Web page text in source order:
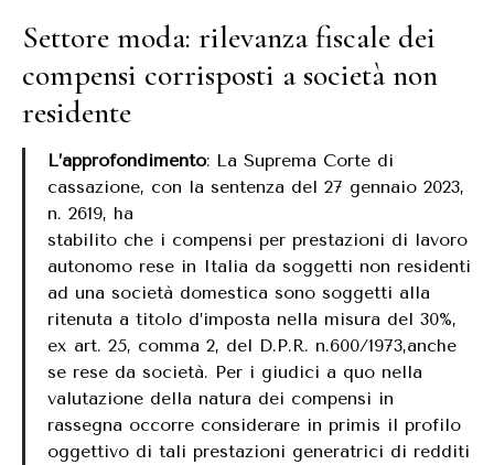
Settore moda: rilevanza fiscale dei
compensi corrisposti a società non
residente
L’approfondimento: La Suprema Corte di
cassazione, con la sentenza del 27 gennaio 2023,
n. 2619, ha
stabilito che i compensi per prestazioni di lavoro
autonomo rese in Italia da soggetti non residenti
ad una società domestica sono soggetti alla
ritenuta a titolo d’imposta nella misura del 30%,
ex art. 25, comma 2, del D.P.R. n.600/1973,anche
se rese da società. Per i giudici a quo nella
valutazione della natura dei compensi in
rassegna occorre considerare in primis il profilo
oggettivo di tali prestazioni generatrici di redditi